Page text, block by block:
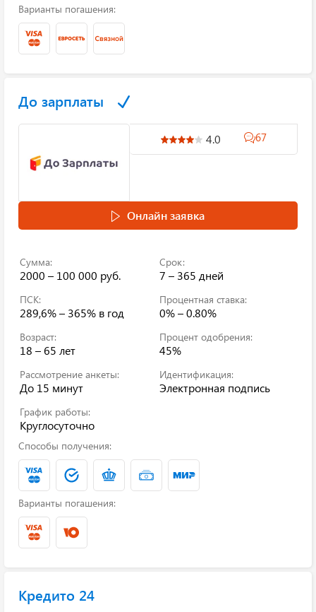
Варианты погашения:
До зарплаты
4.0 67
Онлайн заявка
Сумма:
2000 – 100 000 руб.
Срок:
7 – 365 дней
ПСК:
289,6% – 365% в год
Процентная ставка:
0% – 0.80%
Возраст:
18 – 65 лет
Процент одобрения:
45%
Рассмотрение анкеты:
До 15 минут
Идентификация:
Электронная подпись
График работы:
Круглосуточно
Способы получения:
Варианты погашения:
Кредито 24